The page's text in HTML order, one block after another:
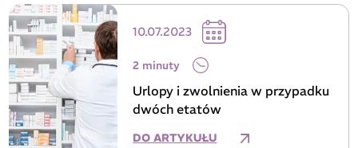
10.07.2023
2 minuty
Urlopy i zwolnienia w przypadku
dwóch etatów
DO ARTYKUŁU